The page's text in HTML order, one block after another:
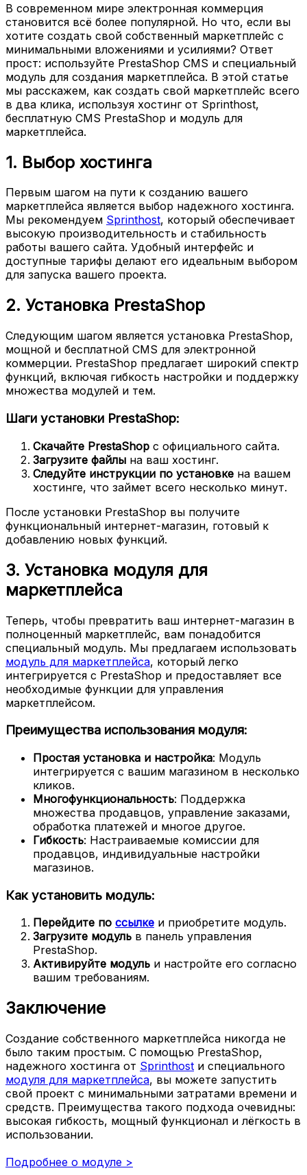
В современном мире электронная коммерция
становится всё более популярной. Но что, если вы
хотите создать свой собственный маркетплейс с
минимальными вложениями и усилиями? Ответ
прост: используйте PrestaShop CMS и специальный
модуль для создания маркетплейса. В этой статье
мы расскажем, как создать свой маркетплейс всего
в два клика, используя хостинг от Sprinthost,
бесплатную CMS PrestaShop и модуль для
маркетплейса.
1. Выбор хостинга
Первым шагом на пути к созданию вашего
маркетплейса является выбор надежного хостинга.
Мы рекомендуем Sprinthost, который обеспечивает
высокую производительность и стабильность
работы вашего сайта. Удобный интерфейс и
доступные тарифы делают его идеальным выбором
для запуска вашего проекта.
2. Установка PrestaShop
Следующим шагом является установка PrestaShop,
мощной и бесплатной CMS для электронной
коммерции. PrestaShop предлагает широкий спектр
функций, включая гибкость настройки и поддержку
множества модулей и тем.
Шаги установки PrestaShop:
Скачайте PrestaShop с официального сайта.
Загрузите файлы на ваш хостинг.
Следуйте инструкции по установке на вашем
хостинге, что займет всего несколько минут.
После установки PrestaShop вы получите
функциональный интернет-магазин, готовый к
добавлению новых функций.
3. Установка модуля для
маркетплейса
Теперь, чтобы превратить ваш интернет-магазин в
полноценный маркетплейс, вам понадобится
специальный модуль. Мы предлагаем использовать
модуль для маркетплейса, который легко
интегрируется с PrestaShop и предоставляет все
необходимые функции для управления
маркетплейсом.
Преимущества использования модуля:
Простая установка и настройка: Модуль
интегрируется с вашим магазином в несколько
кликов.
Многофункциональность: Поддержка
множества продавцов, управление заказами,
обработка платежей и многое другое.
Гибкость: Настраиваемые комиссии для
продавцов, индивидуальные настройки
магазинов.
Как установить модуль:
Перейдите по ссылке и приобретите модуль.
Загрузите модуль в панель управления
PrestaShop.
Активируйте модуль и настройте его согласно
вашим требованиям.
Заключение
Создание собственного маркетплейса никогда не
было таким простым. С помощью PrestaShop,
надежного хостинга от Sprinthost и специального
модуля для маркетплейса, вы можете запустить
свой проект с минимальными затратами времени и
средств. Преимущества такого подхода очевидны:
высокая гибкость, мощный функционал и лёгкость в
использовании.
Подробнее о модуле >